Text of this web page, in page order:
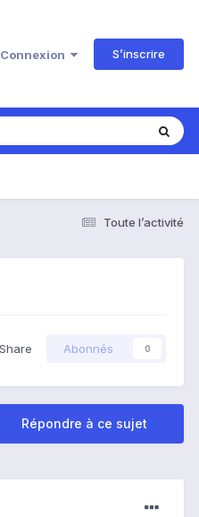
S’inscrire
Toute l’activité
Share Abonnés 0
Répondre à ce sujet